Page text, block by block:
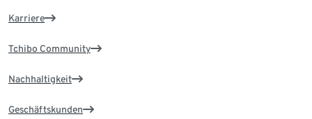
Karriere
Tchibo Community
Nachhaltigkeit
Geschäftskunden